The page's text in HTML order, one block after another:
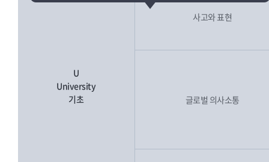
U
University
기초
사고와 표현
글로벌 의사소통